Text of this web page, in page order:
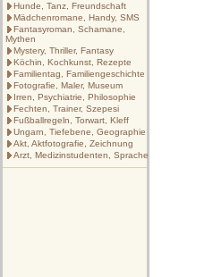
Hunde, Tanz, Freundschaft
Mädchenromane, Handy, SMS
Fantasyroman, Schamane,
Mythen
Mystery, Thriller, Fantasy
Köchin, Kochkunst, Rezepte
Familientag, Familiengeschichte
Fotografie, Maler, Museum
Irren, Psychiatrie, Philosophie
Fechten, Trainer, Szepesi
Fußballregeln, Torwart, Kleff
Ungarn, Tiefebene, Geographie
Akt, Aktfotografie, Zeichnung
Arzt, Medizinstudenten, Sprache